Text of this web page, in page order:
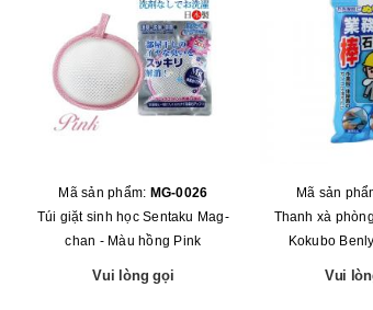
Mã sản phẩm: MG-0026
Túi giặt sinh học Sentaku Mag-
chan - Màu hồng Pink
Vui lòng gọi
Mã sản
Thanh xà
Kokubo
Vui